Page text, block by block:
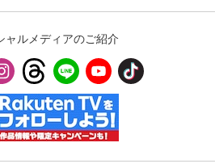
ャルメディアのご紹介